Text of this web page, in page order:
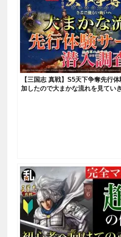
【三国志 真戦】S5天下争奪先行
加したので大まかな流れを見てい